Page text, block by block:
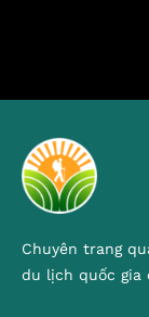
Chuyên trang
du lịch quốc gia